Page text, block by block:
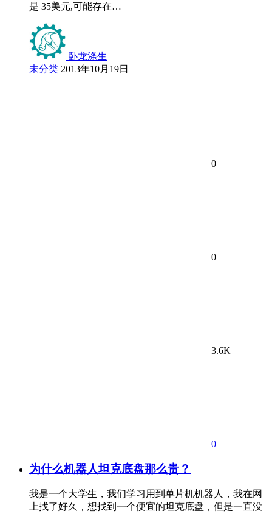
是 35美元,可能存在…
卧龙涤生
未分类 2013年10月19日
0
0
3.6K
0
为什么机器人坦克底盘那么贵？
我是一个大学生，我们学习用到单片机机器人，我在网
上找了好久，想找到一个便宜的坦克底盘，但是一直没